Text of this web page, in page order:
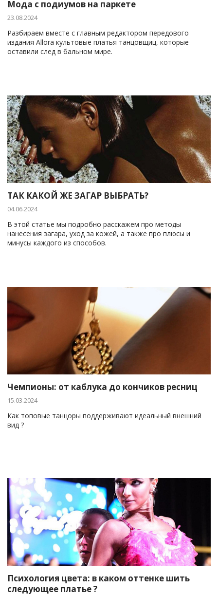
Мода с подиумов на паркете
23.08.2024
Разбираем вместе с главным редактором передового
издания Allora культовые платья танцовщиц, которые
оставили след в бальном мире.
ТАК КАКОЙ ЖЕ ЗАГАР ВЫБРАТЬ?
04.06.2024
В этой статье мы подробно расскажем про методы
нанесения загара, уход за кожей, а также про плюсы и
минусы каждого из способов.
Чемпионы: от каблука до кончиков ресниц
15.03.2024
Как топовые танцоры поддерживают идеальный внешний
вид ?
Психология цвета: в каком оттенке шить
следующее платье ?